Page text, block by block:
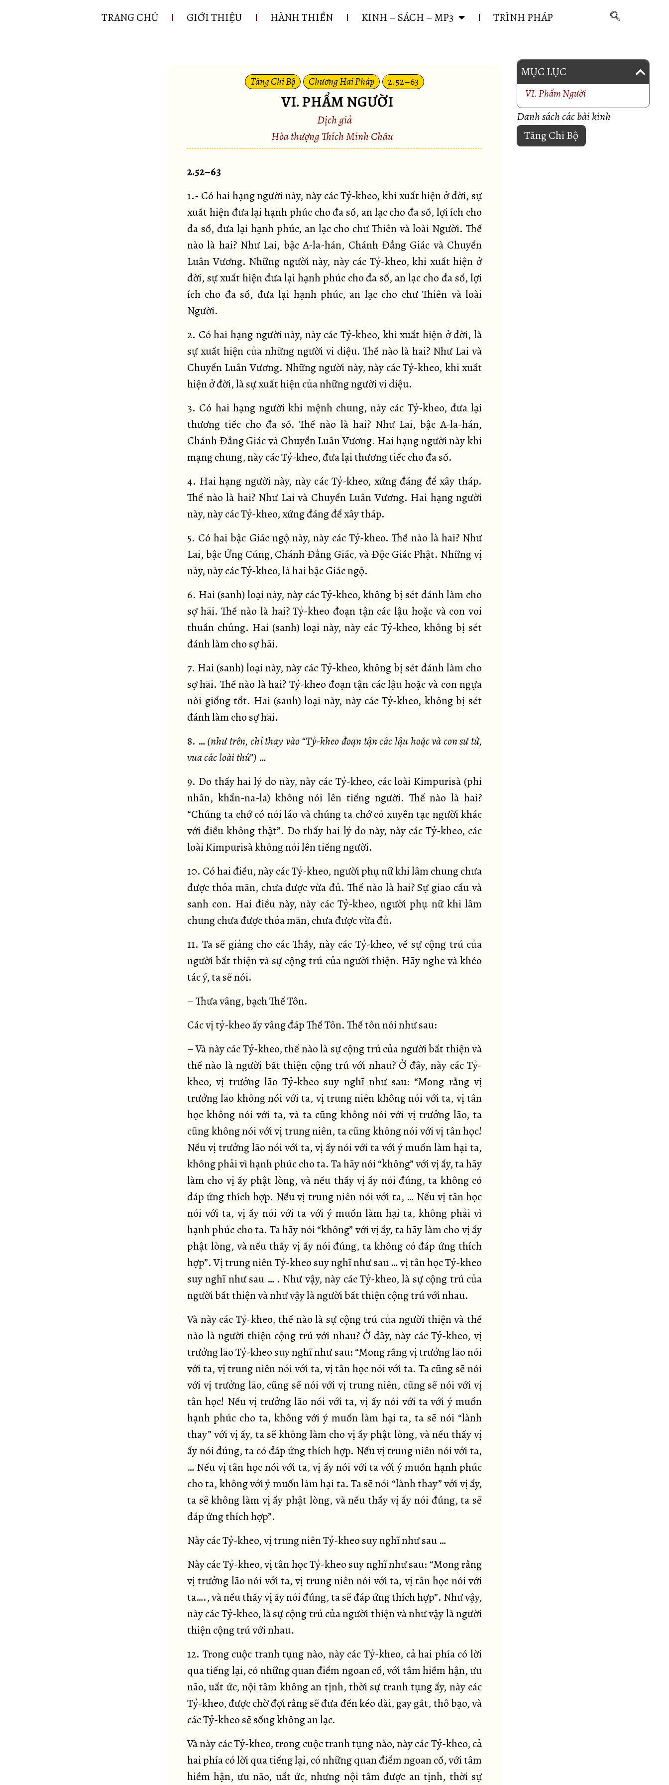
TRANG CHỦ GIỚI THIỆU HÀNH THIỀN KINH – SÁCH – MP3 TRÌNH PHÁP
Tăng Chi Bộ Chương Hai Pháp 2.52–63
VI. PHẨM NGƯỜI
Dịch giả
Hòa thượng Thích Minh Châu
2.52–63
1.- Có hai hạng người này, này các Tỷ-kheo, khi xuất hiện ở đời, sự
xuất hiện đưa lại hạnh phúc cho đa số, an lạc cho đa số, lợi ích cho
đa số, đưa lại hạnh phúc, an lạc cho chư Thiên và loài Người. Thế
nào là hai? Như Lai, bậc A-la-hán, Chánh Đẳng Giác và Chuyển
Luân Vương. Những người này, này các Tỷ-kheo, khi xuất hiện ở
đời, sự xuất hiện đưa lại hạnh phúc cho đa số, an lạc cho đa số, lợi
ích cho đa số, đưa lại hạnh phúc, an lạc cho chư Thiên và loài
Người.
2. Có hai hạng người này, này các Tỷ-kheo, khi xuất hiện ở đời, là
sự xuất hiện của những người vi diệu. Thế nào là hai? Như Lai và
Chuyển Luân Vương. Những người này, này các Tỷ-kheo, khi xuất
hiện ở đời, là sự xuất hiện của những người vi diệu.
3. Có hai hạng người khi mệnh chung, này các Tỷ-kheo, đưa lại
thương tiếc cho đa số. Thế nào là hai? Như Lai, bậc A-la-hán,
Chánh Đẳng Giác và Chuyển Luân Vương. Hai hạng người này khi
mạng chung, này các Tỷ-kheo, đưa lại thương tiếc cho đa số.
4. Hai hạng người này, này các Tỷ-kheo, xứng đáng để xây tháp.
Thế nào là hai? Như Lai và Chuyển Luân Vương. Hai hạng người
này, này các Tỷ-kheo, xứng đáng để xây tháp.
5. Có hai bậc Giác ngộ này, này các Tỷ-kheo. Thế nào là hai? Như
Lai, bậc Ứng Cúng, Chánh Đẳng Giác, và Độc Giác Phật. Những vị
này, này các Tỷ-kheo, là hai bậc Giác ngộ.
6. Hai (sanh) loại này, này các Tỷ-kheo, không bị sét đánh làm cho
sợ hãi. Thế nào là hai? Tỷ-kheo đoạn tận các lậu hoặc và con voi
thuần chủng. Hai (sanh) loại này, này các Tỷ-kheo, không bị sét
đánh làm cho sợ hãi.
7. Hai (sanh) loại này, này các Tỷ-kheo, không bị sét đánh làm cho
sợ hãi. Thế nào là hai? Tỷ-kheo đoạn tận các lậu hoặc và con ngựa
nòi giống tốt. Hai (sanh) loại này, này các Tỷ-kheo, không bị sét
đánh làm cho sợ hãi.
8. …(như trên, chỉ thay vào “Tỷ-kheo đoạn tận các lậu hoặc và con sư tử,
vua các loài thú”) …
9. Do thấy hai lý do này, này các Tỷ-kheo, các loài Kimpurisà (phi
nhân, khẩn-na-la) không nói lên tiếng người. Thế nào là hai?
“Chúng ta chớ có nói láo và chúng ta chớ có xuyên tạc người khác
với điều không thật”. Do thấy hai lý do này, này các Tỷ-kheo, các
loài Kimpurisà không nói lên tiếng người.
10. Có hai điều, này các Tỷ-kheo, người phụ nữ khi lâm chung chưa
được thỏa mãn, chưa được vừa đủ. Thế nào là hai? Sự giao cấu và
sanh con. Hai điều này, này các Tỷ-kheo, người phụ nữ khi lâm
chung chưa được thỏa mãn, chưa được vừa đủ.
11. Ta sẽ giảng cho các Thầy, này các Tỷ-kheo, về sự cộng trú của
người bất thiện và sự cộng trú của người thiện. Hãy nghe và khéo
tác ý, ta sẽ nói.
– Thưa vâng, bạch Thế Tôn.
Các vị tỷ-kheo ấy vâng đáp Thế Tôn. Thế tôn nói như sau:
– Và này các Tỷ-kheo, thế nào là sự cộng trú của người bất thiện và
thế nào là người bất thiện cộng trú với nhau? Ở đây, này các Tỷ-
kheo, vị trưởng lão Tỷ-kheo suy nghĩ như sau: “Mong rằng vị
trưởng lão không nói với ta, vị trung niên không nói với ta, vị tân
học không nói với ta, và ta cũng không nói với vị trưởng lão, ta
cũng không nói với vị trung niên, ta cũng không nói với vị tân học!
Nếu vị trưởng lão nói với ta, vị ấy nói với ta với ý muốn làm hại ta,
không phải vì hạnh phúc cho ta. Ta hãy nói “không” với vị ấy, ta hãy
làm cho vị ấy phật lòng, và nếu thấy vị ấy nói đúng, ta không có
đáp ứng thích hợp. Nếu vị trung niên nói với ta, … Nếu vị tân học
nói với ta, vị ấy nói với ta với ý muốn làm hại ta, không phải vì
hạnh phúc cho ta. Ta hãy nói “không” với vị ấy, ta hãy làm cho vị ấy
phật lòng, và nếu thấy vị ấy nói đúng, ta không có đáp ứng thích
hợp”. Vị trung niên Tỷ-kheo suy nghĩ như sau … vị tân học Tỷ-kheo
suy nghĩ như sau … . Như vậy, này các Tỷ-kheo, là sự cộng trú của
người bất thiện và như vậy là người bất thiện cộng trú với nhau.
Và này các Tỷ-kheo, thế nào là sự cộng trú của người thiện và thế
nào là người thiện cộng trú với nhau? Ở đây, này các Tỷ-kheo, vị
trưởng lão Tỷ-kheo suy nghĩ như sau: “Mong rằng vị trưởng lão nói
với ta, vị trung niên nói với ta, vị tân học nói với ta. Ta cũng sẽ nói
với vị trưởng lão, cũng sẽ nói với vị trung niên, cũng sẽ nói với vị
tân học! Nếu vị trưởng lão nói với ta, vị ấy nói với ta với ý muốn
hạnh phúc cho ta, không với ý muốn làm hại ta, ta sẽ nói “lành
thay” với vị ấy, ta sẽ không làm cho vị ấy phật lòng, và nếu thấy vị
ấy nói đúng, ta có đáp ứng thích hợp. Nếu vị trung niên nói với ta,
… Nếu vị tân học nói với ta, vị ấy nói với ta với ý muốn hạnh phúc
cho ta, không với ý muốn làm hại ta. Ta sẽ nói “lành thay” với vị ấy,
ta sẽ không làm vị ấy phật lòng, và nếu thấy vị ấy nói đúng, ta sẽ
đáp ứng thích hợp”.
Này các Tỷ-kheo, vị trung niên Tỷ-kheo suy nghĩ như sau …
Này các Tỷ-kheo, vị tân học Tỷ-kheo suy nghĩ như sau: “Mong rằng
vị trưởng lão nói với ta, vị trung niên nói với ta, vị tân học nói với
ta…., và nếu thấy vị ấy nói đúng, ta sẽ đáp ứng thích hợp”. Như vậy,
này các Tỷ-kheo, là sự cộng trú của người thiện và như vậy là người
thiện cộng trú với nhau.
12. Trong cuộc tranh tụng nào, này các Tỷ-kheo, cả hai phía có lời
qua tiếng lại, có những quan điểm ngoan cố, với tâm hiềm hận, ưu
não, uất ức, nội tâm không an tịnh, thời sự tranh tụng ấy, này các
Tỷ-kheo, được chờ đợi rằng sẽ đưa đến kéo dài, gay gắt, thô bạo, và
các Tỷ-kheo sẽ sống không an lạc.
Và này các Tỷ-kheo, trong cuộc tranh tụng nào, này các Tỷ-kheo, cả
hai phía có lời qua tiếng lại, có những quan điểm ngoan cố, với tâm
hiềm hận, ưu não, uất ức, nhưng nội tâm được an tịnh, thời sự
MỤC LỤC
VI. Phẩm Người
Danh sách các bài kinh
Tăng Chi Bộ